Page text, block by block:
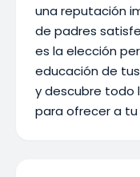
una reputación
de padres
es la elección
educación de
y descubre todo
para ofrecer a